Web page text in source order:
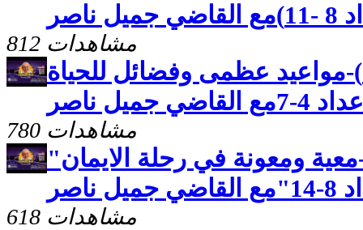
812 مشاهدات
رسالة بطرس الثانية(2)-مواعيد عظمى وفضائل للحياة
ناصر
780 مشاهدات
"رسالة بطرس الاولى(26)-معية ومعونة في رحلة الايمان
618 مشاهدات